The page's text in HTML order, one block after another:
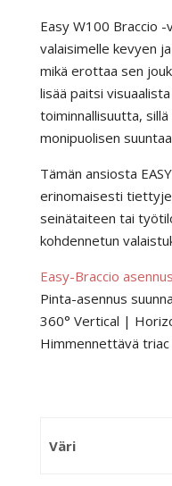
Easy W100 Braccio
valaisimelle kevyen
mikä erottaa sen
lisää paitsi
toiminnallisuutta,
monipuolisen
Tämän ansiosta
erinomaisesti
seinätaiteen tai
kohdennetun
Easy-Braccio asennus
Pinta-asennus
360° Vertical |
Himmennettävä triac
Väri